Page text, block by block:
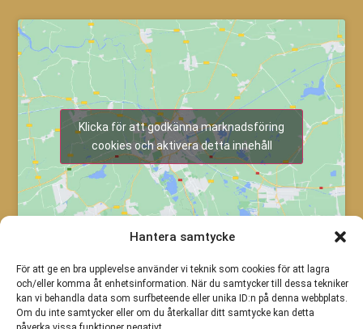
Hantera samtycke
För att ge en bra upplevelse använder vi teknik som cookies för att lagra
och/eller komma åt enhetsinformation. När du samtycker till dessa tekniker
kan vi behandla data som surfbeteende eller unika ID:n på denna webbplats.
Om du inte samtycker eller om du återkallar ditt samtycke kan detta
Klicka för att godkänna marknadsföring
cookies och aktivera detta innehåll